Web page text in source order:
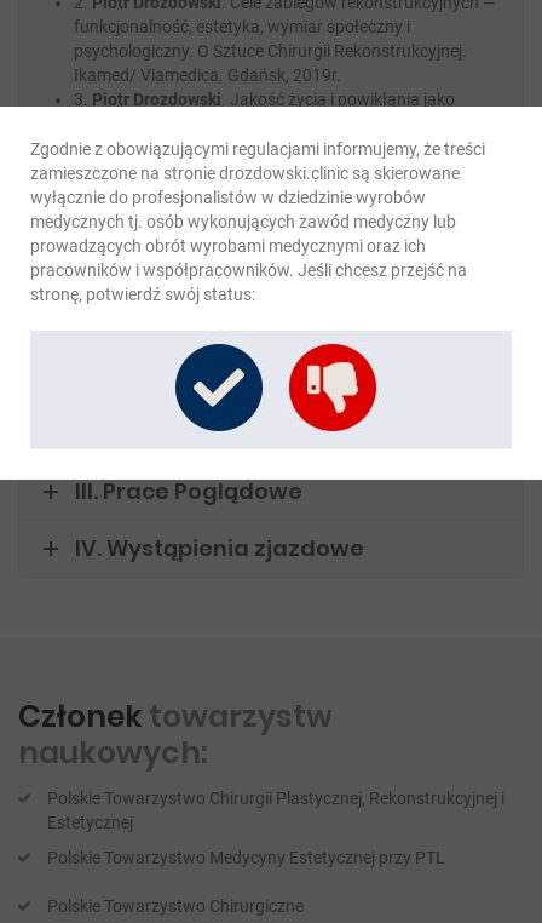
funkcjonalność, estetyka, wymiar społeczny i
psychologiczny. O Sztuce Chirurgii Rekonstrukcyjnej.
Ikamed/ Viamedica. Gdańsk, 2019r.
3. Piotr Drozdowski . Jakość życia i powikłania jako
Chirurgii Rekonstrukcyjnej. Ikamed/ Viamedica. Gdańsk,
2019r.
II. Oryginalne opublikowane
naukowe prace twórcze
III. Prace Poglądowe
IV. Wystąpienia zjazdowe
Członek towarzystw
naukowych:
Polskie Towarzystwo Chirurgii Plastycznej, Rekonstrukcyjnej i
Estetycznej
Polskie Towarzystwo Medycyny Estetycznej przy PTL
Polskie Towarzystwo Chirurgiczne
Zgodnie z obowiązującymi regulacjami informujemy, że treści
zamieszczone na stronie drozdowski.clinic są skierowane
wyłącznie do profesjonalistów w dziedzinie wyrobów
medycznych tj. osób wykonujących zawód medyczny lub
prowadzących obrót wyrobami medycznymi oraz ich
pracowników i współpracowników. Jeśli chcesz przejść na
stronę, potwierdź swój status: